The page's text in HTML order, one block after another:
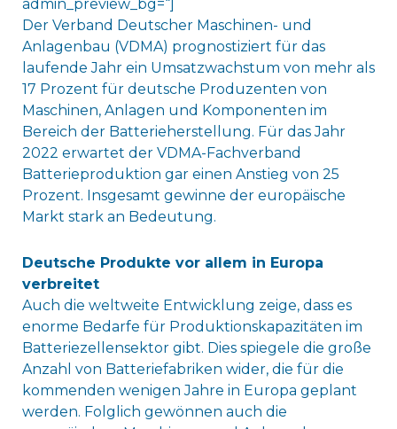
admin_preview_bg=“]
Der Verband Deutscher Maschinen- und
Anlagenbau (VDMA) prognostiziert für das
laufende Jahr ein Umsatzwachstum von mehr als
17 Prozent für deutsche Produzenten von
Maschinen, Anlagen und Komponenten im
Bereich der Batterieherstellung. Für das Jahr
2022 erwartet der VDMA-Fachverband
Batterieproduktion gar einen Anstieg von 25
Prozent. Insgesamt gewinne der europäische
Markt stark an Bedeutung.
Deutsche Produkte vor allem in Europa
verbreitet
Auch die weltweite Entwicklung zeige, dass es
enorme Bedarfe für Produktionskapazitäten im
Batteriezellensektor gibt. Dies spiegele die große
Anzahl von Batteriefabriken wider, die für die
kommenden wenigen Jahre in Europa geplant
werden. Folglich gewönnen auch die